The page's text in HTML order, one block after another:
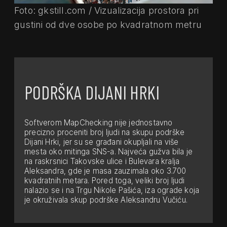
Foto: gkstill.com / Vizualizacija prostora pri
gustini od dve osobe po kvadratnom metru
PODRŠKA DIJANI HRKI
Softverom MapChecking nije jednostavno
precizno proceniti broj ljudi na skupu podrške
Dijani Hrki, jer su se građani okupljali na više
mesta oko mitinga SNS-a. Najveća gužva bila je
na raskrsnici Takovske ulice i Bulevara kralja
Aleksandra, gde je masa zauzimala oko 3.700
kvadratnih metara. Pored toga, veliki broj ljudi
nalazio se i na Trgu Nikole Pašića, iza ograde koja
je okruživala skup podrške Aleksandru Vučiću.